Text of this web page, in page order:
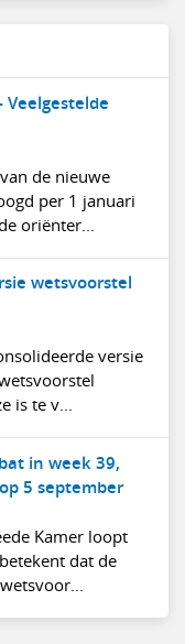
de nieuwe
per 1 januari
oriënter...
wetsvoorstel
versie
is te v...
in week 39,
5 september
Kamer loopt
dat de